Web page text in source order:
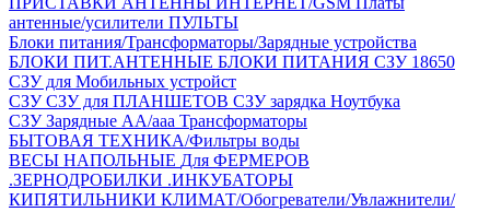
антенные/усилители ПУЛЬТЫ
Блоки питания/Трансформаторы/Зарядные устройства
БЛОКИ ПИТ.АНТЕННЫЕ БЛОКИ ПИТАНИЯ СЗУ 18650
СЗУ для Мобильных устройст
СЗУСЗУ для ПЛАНШЕТОВ СЗУ зарядка Ноутбука
СЗУ Зарядные АА/ааа Трансформаторы
БЫТОВАЯ ТЕХНИКА/Фильтры воды
ВЕСЫ НАПОЛЬНЫЕ Для ФЕРМЕРОВ
.ЗЕРНОДРОБИЛКИ .ИНКУБАТОРЫ
КИПЯТИЛЬНИКИ КЛИМАТ/Обогреватели/Увлажнители/